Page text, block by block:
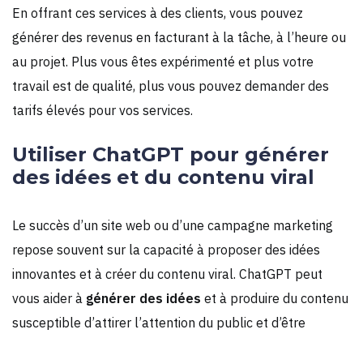
En offrant ces services à des clients, vous pouvez
générer des revenus en facturant à la tâche, à l’heure ou
au projet. Plus vous êtes expérimenté et plus votre
travail est de qualité, plus vous pouvez demander des
tarifs élevés pour vos services.
Utiliser ChatGPT pour générer
des idées et du contenu viral
Le succès d’un site web ou d’une campagne marketing
repose souvent sur la capacité à proposer des idées
innovantes et à créer du contenu viral. ChatGPT peut
vous aider à générer des idées et à produire du contenu
susceptible d’attirer l’attention du public et d’être